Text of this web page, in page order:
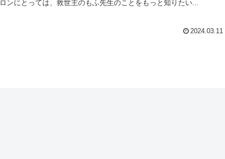
ロンにとっては、救世主のもふ先生のことをもっと知りたい...
2024.03.11